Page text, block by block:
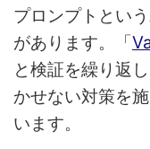
プロンプトとい
があります。「
と検証を繰り返
かせない対策を
います。